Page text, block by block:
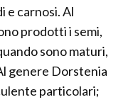
e carnosi. Al
prodotti i semi,
sono maturi,
genere Dorstenia
particolari;